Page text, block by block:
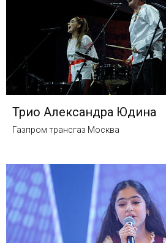
Трио Александра Юдина
Газпром трансгаз Москва